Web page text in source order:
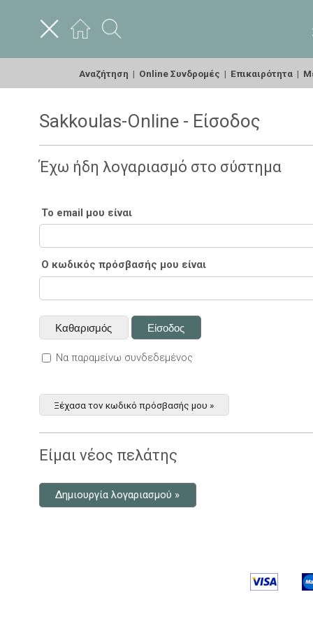
Αναζήτηση | Online Συνδρομές | Επικαιρότητα |
Sakkoulas-Online - Είσοδος
Έχω ήδη λογαριασμό στο σύστημα
Το email μου είναι
Ο κωδικός πρόσβασής μου είναι
Να παραμείνω συνδεδεμένος
Ξέχασα τον κωδικό πρόσβασής μου »
Είμαι νέος πελάτης
Δημιουργία λογαριασμού »